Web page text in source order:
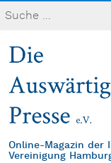
Online-Magazin der
Vereinigung